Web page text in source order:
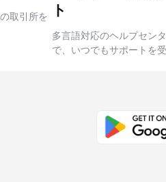
取引所を
ト
多言語対応のヘルプセン
で、いつでもサポートを